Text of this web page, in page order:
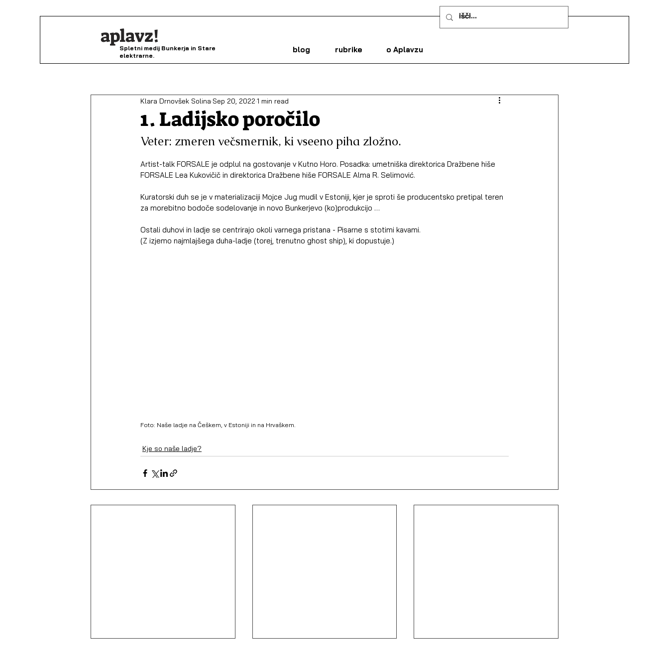
blog rubrike o Aplavzu
aplavz!
Spletni medij Bunkerja in Stare
elektrarne.
1. Ladijsko poročilo
Klara Drnovšek Solina Sep 20, 2022 1 min read
Veter: zmeren večsmernik, ki vseeno piha zložno.
Artist-talk FORSALE je odplul na gostovanje v Kutno Horo. Posadka: umetniška direktorica Dražbene hiše
FORSALE Lea Kukovičič in direktorica Dražbene hiše FORSALE Alma R. Selimović.
Kuratorski duh se je v materializaciji Mojce Jug mudil v Estoniji, kjer je sproti še producentsko pretipal teren
za morebitno bodoče sodelovanje in novo Bunkerjevo (ko)produkcijo …
Ostali duhovi in ladje se centrirajo okoli varnega pristana - Pisarne s stotimi kavami.
(Z izjemo najmlajšega duha-ladje (torej, trenutno ghost ship), ki dopustuje.)
Foto: Naše ladje na Češkem, v Estoniji in na Hrvaškem.
Kje so naše ladje?